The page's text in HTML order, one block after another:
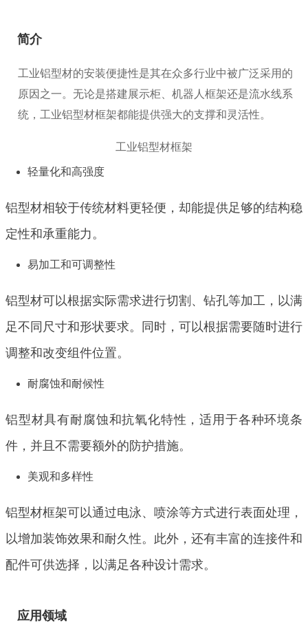
简介
工业铝型材的安装便捷性是其在众多行业中被广泛采用的
原因之一。无论是搭建展示柜、机器人框架还是流水线系
统，工业铝型材框架都能提供强大的支撑和灵活性。
工业铝型材框架
轻量化和高强度
铝型材相较于传统材料更轻便，却能提供足够的结构稳
定性和承重能力。
易加工和可调整性
铝型材可以根据实际需求进行切割、钻孔等加工，以满
足不同尺寸和形状要求。同时，可以根据需要随时进行
调整和改变组件位置。
耐腐蚀和耐候性
铝型材具有耐腐蚀和抗氧化特性，适用于各种环境条
件，并且不需要额外的防护措施。
美观和多样性
铝型材框架可以通过电泳、喷涂等方式进行表面处理，
以增加装饰效果和耐久性。此外，还有丰富的连接件和
配件可供选择，以满足各种设计需求。
应用领域